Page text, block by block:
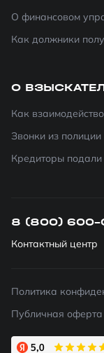
О финансовом
Как должники
О
Как
Звонки из полиции
Кредиторы подали
8 (800) 600-
Контактный центр
Политика
Публичная